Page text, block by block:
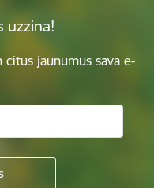
uzzina!
jaunumus savā e-